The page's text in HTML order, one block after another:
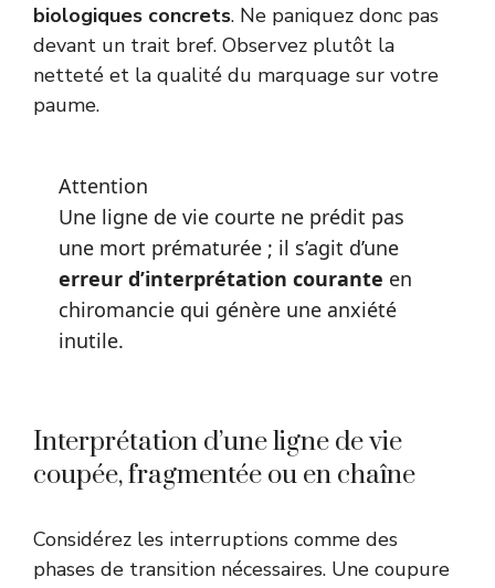
biologiques concrets. Ne paniquez donc pas
devant un trait bref. Observez plutôt la
netteté et la qualité du marquage sur votre
paume.
Attention
Une ligne de vie courte ne prédit pas
une mort prématurée ; il s’agit d’une
erreur d’interprétation courante en
chiromancie qui génère une anxiété
inutile.
Interprétation d’une ligne de vie
coupée, fragmentée ou en chaîne
Considérez les interruptions comme des
phases de transition nécessaires. Une coupure